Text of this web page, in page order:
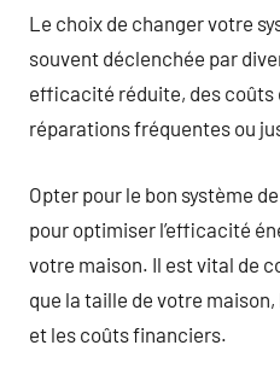
Le choix de changer votre
souvent déclenchée par
efficacité réduite, des coûts
réparations fréquentes ou
Opter pour le bon système
pour optimiser l’efficacité
votre maison. Il est vital de
que la taille de votre
et les coûts financiers.